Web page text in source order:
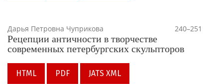
Дарья Петровна Чуприкова 240–251
Рецепции античности в творчестве
современных петербургских скульпторов
HTML PDF JATS XML